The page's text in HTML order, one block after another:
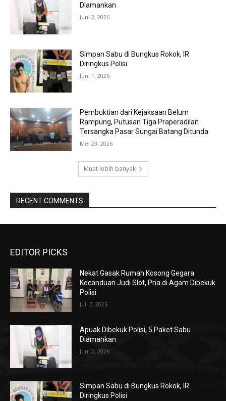
Diamankan
Juni 2, 2026
Simpan Sabu di Bungkus Rokok, IR
Diringkus Polisi
Juni 1, 2026
Pembuktian dari Kejaksaan Belum
Rampung, Putusan Tiga Praperadilan
Tersangka Pasar Sungai Batang Ditunda
Mei 23, 2026
Muat lebih banyak
RECENT COMMENTS
EDITOR PICKS
Nekat Gasak Rumah Kosong Gegara
Kecanduan Judi Slot, Pria di Agam Dibekuk
Polisi
Juli 7, 2026
Apuak Dibekuk Polisi, 5 Paket Sabu
Diamankan
Juni 2, 2026
Simpan Sabu di Bungkus Rokok, IR
Diringkus Polisi